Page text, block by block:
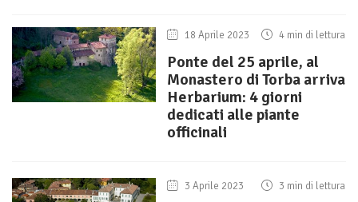
18 Aprile 2023 4 min di lettura
Ponte del 25 aprile, al
Monastero di Torba arriva
Herbarium: 4 giorni
dedicati alle piante
officinali
3 Aprile 2023 3 min di lettura